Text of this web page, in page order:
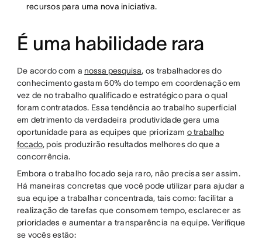
recursos para uma nova iniciativa.
É uma habilidade rara
De acordo com a nossa pesquisa, os trabalhadores do
conhecimento gastam 60% do tempo em coordenação em
vez de no trabalho qualificado e estratégico para o qual
foram contratados. Essa tendência ao trabalho superficial
em detrimento da verdadeira produtividade gera uma
oportunidade para as equipes que priorizam o trabalho
focado, pois produzirão resultados melhores do que a
concorrência.
Embora o trabalho focado seja raro, não precisa ser assim.
Há maneiras concretas que você pode utilizar para ajudar a
sua equipe a trabalhar concentrada, tais como: facilitar a
realização de tarefas que consomem tempo, esclarecer as
prioridades e aumentar a transparência na equipe. Verifique
se vocês estão: